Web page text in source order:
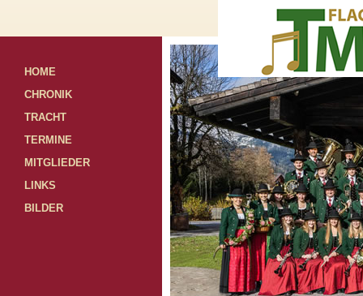
HOME
CHRONIK
TRACHT
TERMINE
MITGLIEDER
LINKS
BILDER